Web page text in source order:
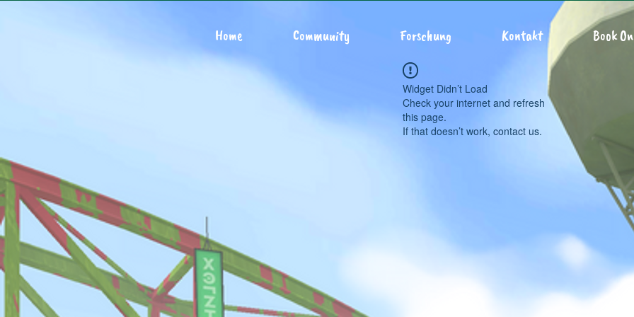
Home Community Forschung Kontakt Book
Widget Didn’t Load
Check your internet and refresh
this page.
If that doesn’t work, contact us.